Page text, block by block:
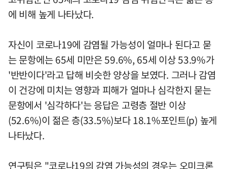
에 비해 높게 나타났다.
자신이 코로나19에 감염될 가능성이 얼마나 된다고 묻
는 문항에는 65세 미만은 59.6%, 65세 이상 53.9%가
'반반이다'라고 답해 비슷한 양상을 보였다. 그러나 감염
이 건강에 미치는 영향과 피해가 얼마나 심각한지 묻는
문항에서 '심각하다'는 응답은 고령층 절반 이상
(52.6%)이 젊은 층(33.5%)보다 18.1%포인트(p) 높게
나타났다.
연구팀은 "코로나19의 감염 가능성의 경우는 오미크론